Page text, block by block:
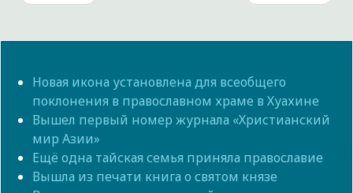
Новая икона установлена для всеобщего
поклонения в православном храме в Хуахине
Вышел первый номер журнала «Христианский
мир Азии»
Ещё одна тайская семья приняла православие
Вышла из печати книга о святом князе